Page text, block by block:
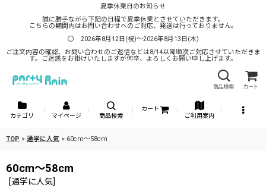
夏季休業日のお知らせ
誠に勝手ながら下記の日程で夏季休業とさせていただきます。
こちらの期間内はお問い合わせへのご対応、発送は行っておりません。
〇 2026年8月12日(祝)～2026年8月13日(木)
ご注文内容の確認、お問い合わせのご返信などは8/14以降順次ご対応させていただきま
す。ご迷惑をお掛けいたしますが何卒、よろしくお願い申し上げます。
商品検索 カート
カテゴリ マイページ 商品検索
カート
ご利用案内
TOP > 通学に人気 > 60cm〜58cm
60cm〜58cm
[通学に人気]